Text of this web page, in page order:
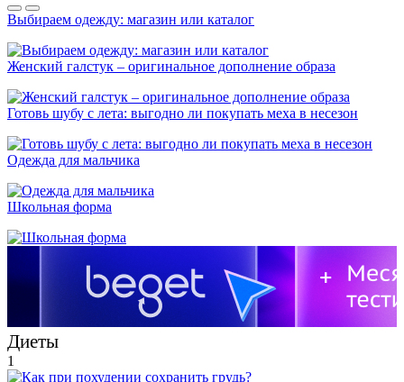
Выбираем одежду: магазин или каталог
Женский галстук – оригинальное дополнение образа
Готовь шубу с лета: выгодно ли покупать меха в несезон
Одежда для мальчика
Школьная форма
Диеты
1